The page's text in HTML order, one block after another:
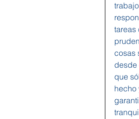
tareas
cosas
desde
que
hecho